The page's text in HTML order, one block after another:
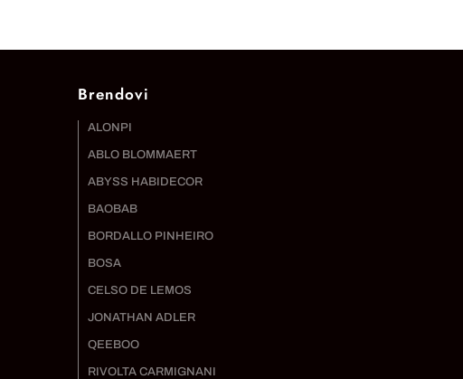
Brendovi
ALONPI
ABLO BLOMMAERT
ABYSS HABIDECOR
BAOBAB
BORDALLO PINHEIRO
BOSA
CELSO DE LEMOS
JONATHAN ADLER
QEEBOO
RIVOLTA CARMIGNANI